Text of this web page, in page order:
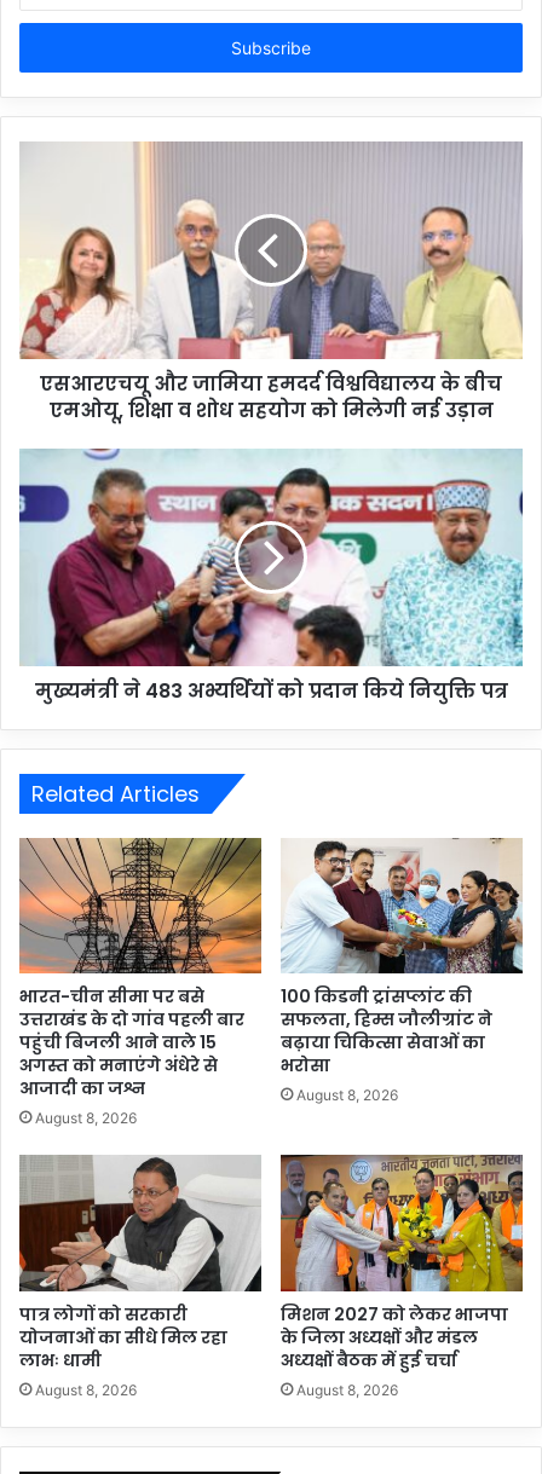
Email
एसआरएचयू और जामिया हमदर्द विश्वविद्यालय के बीच
एमओयू, शिक्षा व शोध सहयोग को मिलेगी नई उड़ान
मुख्यमंत्री ने 483 अभ्यर्थियों को प्रदान किये नियुक्ति पत्र
Related Articles
भारत-चीन सीमा पर बसे
उत्तराखंड के दो गांव पहली बार
पहुंची बिजली आने वाले 15
अगस्त को मनाएंगे अंधेरे से
आजादी का जश्न
August 8, 2026
100 किडनी ट्रांसप्लांट की
सफलता, हिम्स जौलीग्रांट ने
बढ़ाया चिकित्सा सेवाओं का
भरोसा
August 8, 2026
पात्र लोगों को सरकारी
योजनाओं का सीधे मिल रहा
लाभः धामी
August 8, 2026
मिशन 2027 को लेकर भाजपा
के जिला अध्यक्षों और मंडल
अध्यक्षों बैठक में हुई चर्चा
August 8, 2026